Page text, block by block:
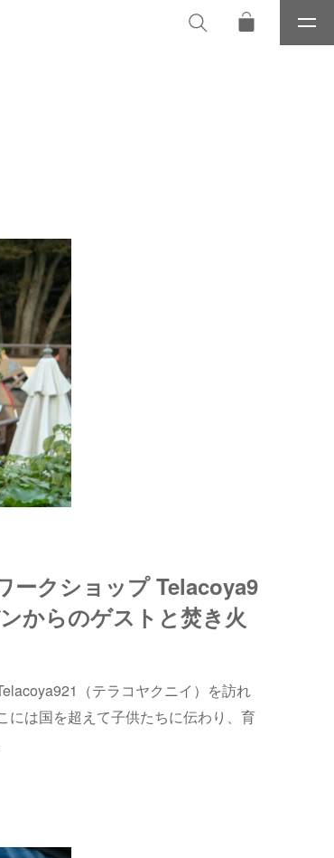
メ
ニ
ークショップ Telacoya9
からのゲストと焚き火
（テラコヤクニイ）を訪れ
には国を超えて子供たちに伝わり、育